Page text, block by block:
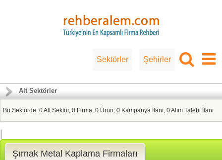
Sektörler Şehirler
Alt Sektörler
Bu Sektörde; 0Alt Sektör, 0 Firma, 0 Ürün, 0 Kampanya İlanı, 0Alım Talebi İlanı
Şırnak Metal Kaplama Firmaları